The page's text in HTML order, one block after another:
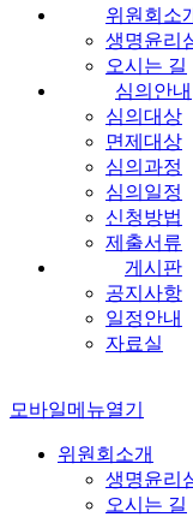
위원회소
생명윤리
오시는 길
심의안내
심의대상
면제대상
심의과정
심의일정
신청방법
제출서류
게시판
공지사항
일정안내
자료실
모바일메뉴열기
위원회소개
생명윤리
오시는 길